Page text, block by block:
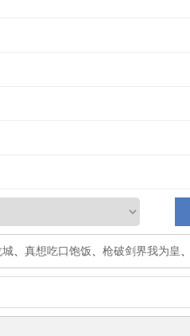
城 真想吃口饱饭 枪破剑界我为皇